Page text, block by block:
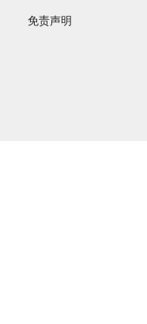
免责声明